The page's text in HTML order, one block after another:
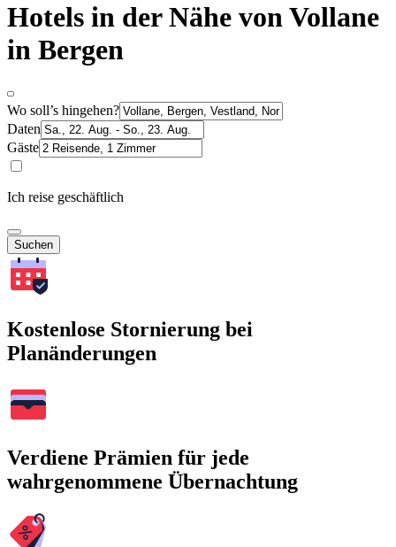
Hotels in der Nähe von Vollane
in Bergen
Wo soll’s hingehen?
Daten
Gäste
Ich reise geschäftlich
Suchen
Kostenlose Stornierung bei
Planänderungen
Verdiene Prämien für jede
wahrgenommene Übernachtung